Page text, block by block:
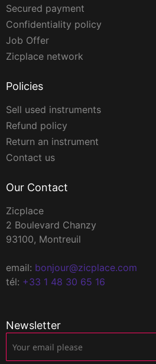
Secured payment
Confidentiality policy
Job Offer
Zicplace network
Policies
Sell used instruments
Refund policy
Return an instrument
Contact us
Our Contact
Zicplace
2 Boulevard Chanzy
93100, Montreuil
email: bonjour@zicplace.com
tél: +33 1 48 30 65 16
Newsletter